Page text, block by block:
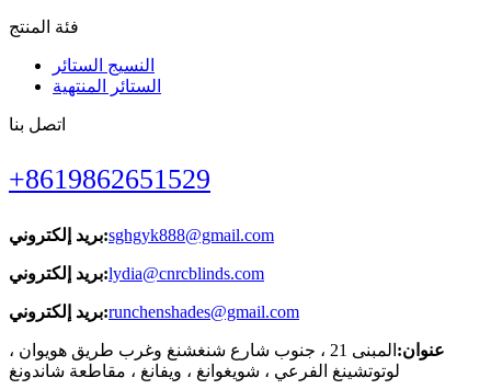
فئة المنتج
النسيج الستائر
الستائر المنتهية
اتصل بنا
+8619862651529
بريد إلكتروني:sghgyk888@gmail.com
بريد إلكتروني:lydia@cnrcblinds.com
بريد إلكتروني:runchenshades@gmail.com
عنوان:
المبنى 21 ، جنوب شارع شنغشنغ وغرب طريق هويوان ،
لوتوتشينغ الفرعي ، شويغوانغ ، ويفانغ ، مقاطعة شاندونغ